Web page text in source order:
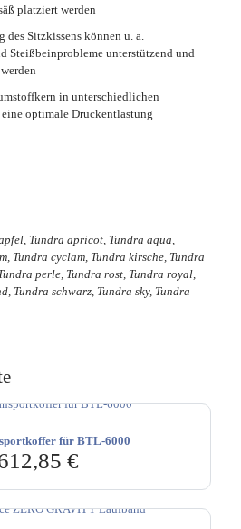
platziert werden
des Sitzkissens können u. a.
Steißbeinprobleme unterstützend und
in unterschiedlichen
optimale Druckentlastung
Tundra apricot, Tundra aqua,
Tundra cyclam, Tundra kirsche, Tundra
perle, Tundra rost, Tundra royal,
Tundra schwarz, Tundra sky, Tundra
für BTL-6000
€